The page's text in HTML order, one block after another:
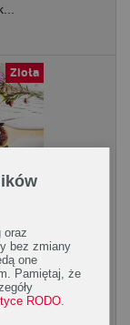
Zioła
i powodować
stosowaniu
oraz
bez zmiany
one
Pamiętaj, że
RODO